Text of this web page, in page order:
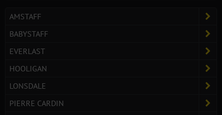
AMSTAFF
BABYSTAFF
EVERLAST
HOOLIGAN
LONSDALE
PIERRE CARDIN